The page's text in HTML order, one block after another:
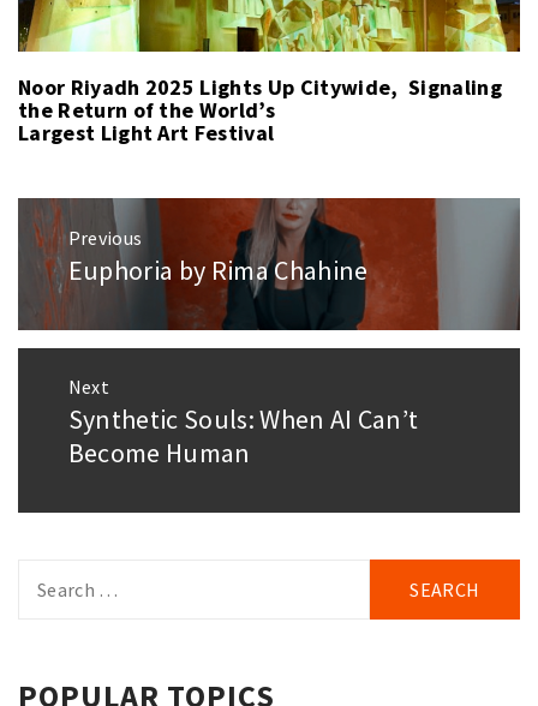
Noor Riyadh 2025 Lights Up Citywide, Signaling
the Return of the World’s
Largest Light Art Festival
Post
navigation
Previous
Previous
Euphoria by Rima Chahine
Next
Next
post:
Synthetic Souls: When AI Can’t
Become Human
for:
POPULAR TOPICS